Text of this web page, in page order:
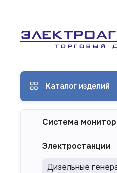
Каталог изделий
ТД Электроагрегат
Каталог.
Пензе
Система
Электростанции
Дизельные